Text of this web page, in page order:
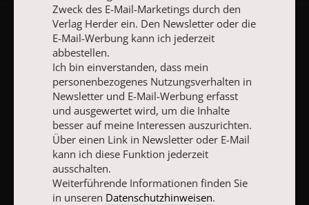
AGB und Widerrufsbelehrung Datenschutz
Vertrag widerrufen Abo online kündigen
Zweck des E-Mail-Marketings durch den
Verlag Herder ein. Den Newsletter oder die
E-Mail-Werbung kann ich jederzeit
abbestellen.
Ich bin einverstanden, dass mein
personenbezogenes Nutzungsverhalten in
Newsletter und E-Mail-Werbung erfasst
und ausgewertet wird, um die Inhalte
besser auf meine Interessen auszurichten.
Über einen Link in Newsletter oder E-Mail
kann ich diese Funktion jederzeit
ausschalten.
Weiterführende Informationen finden Sie
in unseren Datenschutzhinweisen.